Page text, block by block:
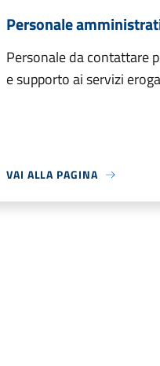
Personale
Personale da contattare
e supporto ai servizi
VAI ALLA PAGINA